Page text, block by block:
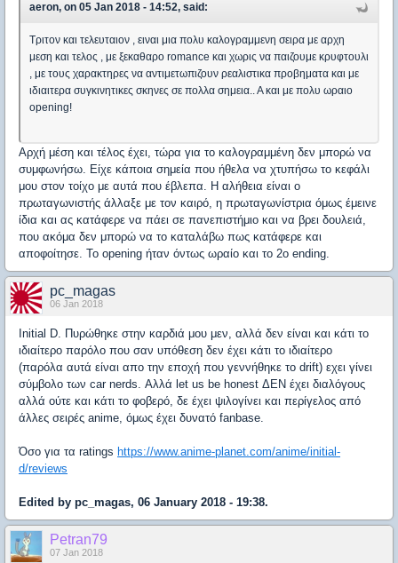
aeron, on 05 Jan 2018 - 14:52, said:
Τριτον και τελευταιον , ειναι μια πολυ καλογραμμενη σειρα με αρχη
μεση και τελος , με ξεκαθαρο romance και χωρις να παιζουμε κρυφτουλι
, με τους χαρακτηρες να αντιμετωπιζουν ρεαλιστικα προβηματα και με
ιδιαιτερα συγκινητικες σκηνες σε πολλα σημεια.. Α και με πολυ ωραιο
opening!
Αρχή μέση και τέλος έχει, τώρα για το καλογραμμένη δεν μπορώ να
συμφωνήσω. Είχε κάποια σημεία που ήθελα να χτυπήσω το κεφάλι
μου στον τοίχο με αυτά που έβλεπα. Η αλήθεια είναι ο
πρωταγωνιστής άλλαξε με τον καιρό, η πρωταγωνίστρια όμως έμεινε
ίδια και ας κατάφερε να πάει σε πανεπιστήμιο και να βρει δουλειά,
που ακόμα δεν μπορώ να το καταλάβω πως κατάφερε και
αποφοίτησε. Το opening ήταν όντως ωραίο και το 2o ending.
pc_magas
06 Jan 2018
Initial D. Πυρώθηκε στην καρδιά μου μεν, αλλά δεν είναι και κάτι το
ιδιαίτερο παρόλο που σαν υπόθεση δεν έχει κάτι το ιδιαίτερο
(παρόλα αυτά είναι απο την εποχή που γεννήθηκε το drift) εχει γίνει
σύμβολο των car nerds. Αλλά let us be honest ΔΕΝ έχει διαλόγους
αλλά ούτε και κάτι το φοβερό, δε έχει ψιλογίνει και περίγελος από
άλλες σειρές anime, όμως έχει δυνατό fanbase.
Όσο για τα ratings https://www.anime-planet.com/anime/initial-
d/reviews
Edited by pc_magas, 06 January 2018 - 19:38.
Petran79
07 Jan 2018